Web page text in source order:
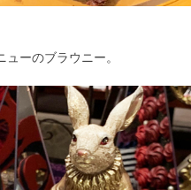
ーのブラウニー。